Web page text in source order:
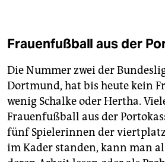
Frauenfußball aus der
Die Nummer zwei der
Dortmund, hat bis heute kein
wenig Schalke oder Hertha.
Frauenfußball aus der
fünf Spielerinnen der
im Kader standen, kann man